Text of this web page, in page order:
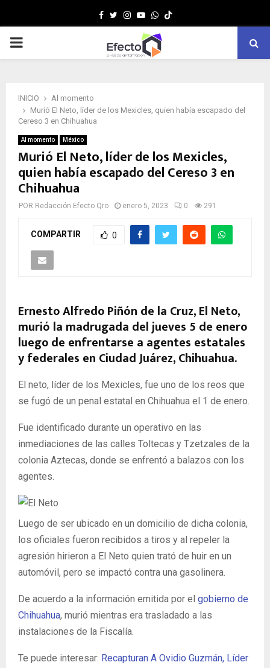
Facebook
TwitterInstagram
YoutubeWhatsapp
MENÚ
INICIO
Al momento
Murió El Neto, líder de los Mexicles, quien había escapado del
Cereso 3 en Chihuahua
Al momento México
Murió El Neto, líder de los Mexicles,
quien había escapado del Cereso 3 en
Chihuahua
POR Redacción Efecto Qro enero 5, 2023 0 291
COMPARTIR 0
Ernesto Alfredo Piñón de la Cruz, El Neto,
murió la madrugada del jueves 5 de enero
luego de enfrentarse a agentes estatales
y federales en Ciudad Juárez, Chihuahua.
El neto, líder de los Mexicles, fue uno de los reos que
se fugó de un penal estatal en Chihuahua el 1 de enero.
Fue identificado durante un operativo en las
inmediaciones de las calles Toltecas y Tzetzales de la
colonia Aztecas, donde se enfrentó a balazos con los
agentes.
Luego de ser ubicado en un domicilio de dicha colonia,
los oficiales fueron recibidos a tiros y al repeler la
agresión hirieron a El Neto quien trató de huir en un
automóvil, pero se impactó contra una gasolinera.
De acuerdo a la información emitida por el gobierno de
Chihuahua, murió mientras era trasladado a las
instalaciones de la Fiscalía.
Te puede interesar: Recapturan A Ovidio Guzmán, Líder